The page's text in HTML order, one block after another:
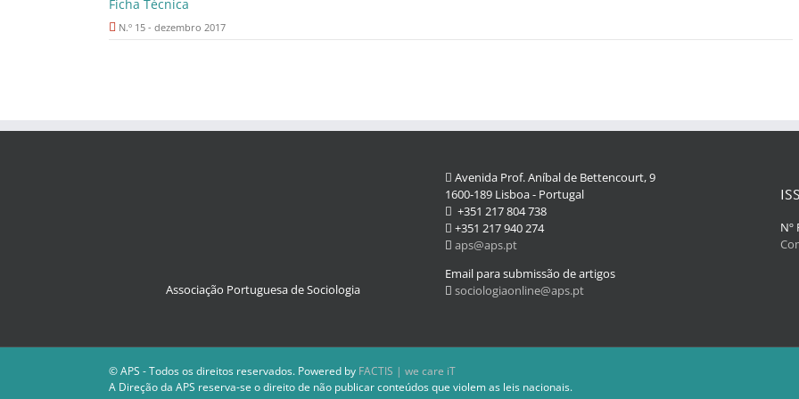
Ficha Técnica
N.º 15 - dezembro 2017
Associação Portuguesa de Sociologia
Avenida Prof. Aníbal de Bettencourt, 9
1600-189 Lisboa - Portugal
+351 217 804 738
+351 217 940 274
aps@aps.pt
Email para submissão de artigos
sociologiaonline@aps.pt
Nº
© APS - Todos os direitos reservados. Powered by FACTIS | we care iT
A Direção da APS reserva-se o direito de não publicar conteúdos que violem as leis nacionais.